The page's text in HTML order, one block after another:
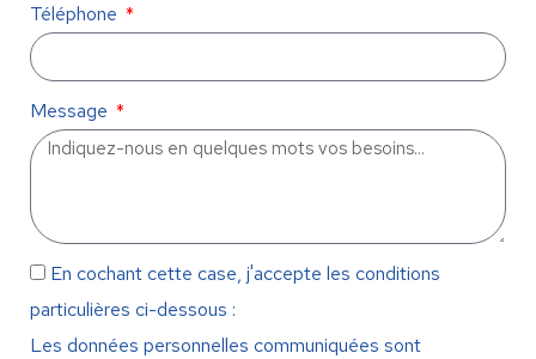
Téléphone
Message
En cochant cette case, j'accepte les conditions
particulières ci-dessous :
Les données personnelles communiquées sont